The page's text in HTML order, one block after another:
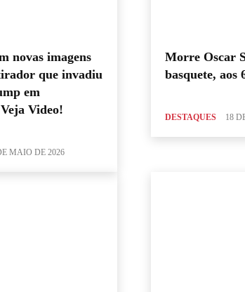
novas imagens
que invadiu
em
Video!
MAIO DE 2026
Morre Oscar
basquete, aos
DESTAQUES 18